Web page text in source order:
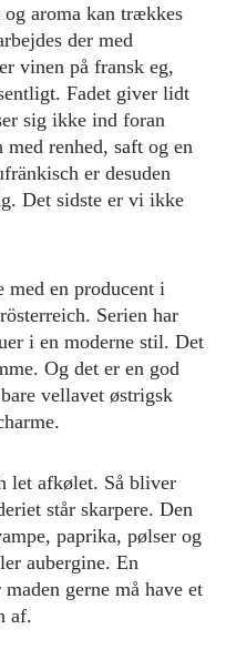
aroma kan trækkes
der med
vinen på fransk eg,
Fadet giver lidt
sig ikke ind foran
renhed, saft og en
er desuden
Det sidste er vi ikke
med en producent i
Serien har
i en moderne stil. Det
Og det er en god
vellavet østrigsk
let afkølet. Så bliver
står skarpere. Den
paprika, pølser og
aubergine. En
gerne må have et
af.